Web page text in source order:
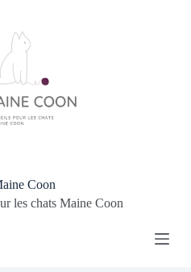
Coon
les chats Maine Coon